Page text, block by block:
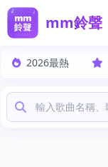
mm鈴聲
2026最熱